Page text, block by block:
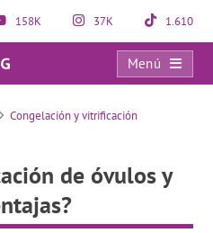
158K 37K 1.610
Menú
¿Qué es la vitrificación de óvulos y cuáles son sus ventajas?
Congelación y vitrificación
de óvulos y